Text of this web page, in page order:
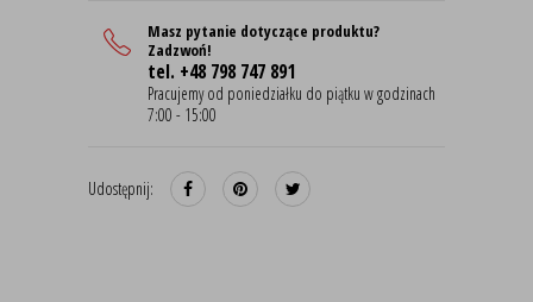
Masz pytanie dotyczące produktu?
Zadzwoń!
tel. +48 798 747 891
Pracujemy od poniedziałku do piątku w godzinach
7:00 - 15:00
Udostępnij: